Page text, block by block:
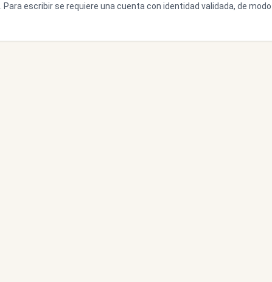
escribir se requiere una cuenta con identidad validada, de modo